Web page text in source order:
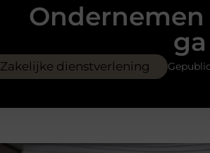
Zakelijke dienstverlening